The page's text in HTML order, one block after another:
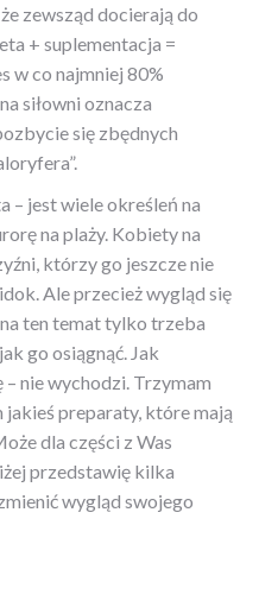
zewsząd docierają do
+ suplementacja =
w co najmniej 80%
siłowni oznacza
się zbędnych
– jest wiele określeń na
na plaży. Kobiety na
którzy go jeszcze nie
Ale przecież wygląd się
ten temat tylko trzeba
go osiągnąć. Jak
nie wychodzi. Trzymam
jakieś preparaty, które mają
dla części z Was
przedstawię kilka
wygląd swojego